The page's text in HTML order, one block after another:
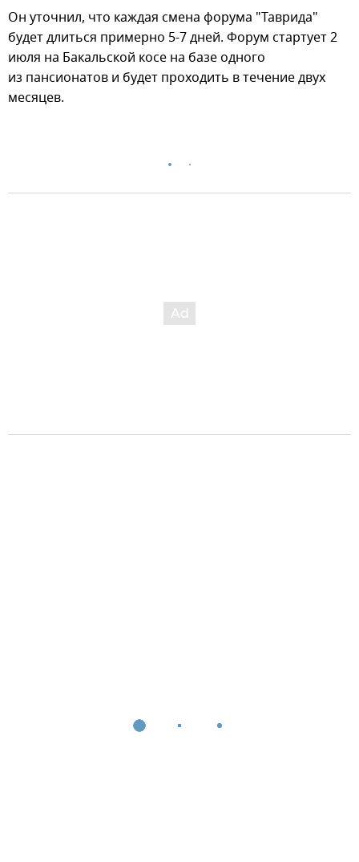
Он уточнил, что каждая смена форума "Таврида"
будет длиться примерно 5-7 дней. Форум стартует 2
июля на Бакальской косе на базе одного
из пансионатов и будет проходить в течение двух
месяцев.